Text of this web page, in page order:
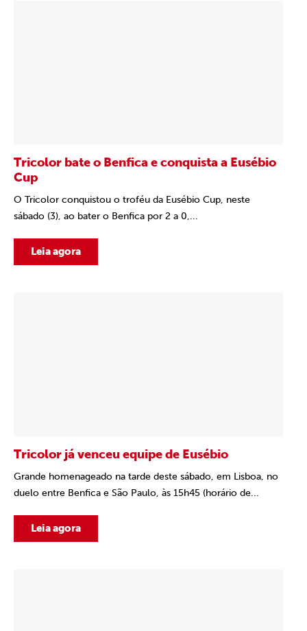
Tricolor bate o Benfica e conquista a Eusébio
Cup
O Tricolor conquistou o troféu da Eusébio Cup, neste
sábado (3), ao bater o Benfica por 2 a 0,...
Leia agora
Tricolor já venceu equipe de Eusébio
Grande homenageado na tarde deste sábado, em Lisboa, no
duelo entre Benfica e São Paulo, às 15h45 (horário de...
Leia agora